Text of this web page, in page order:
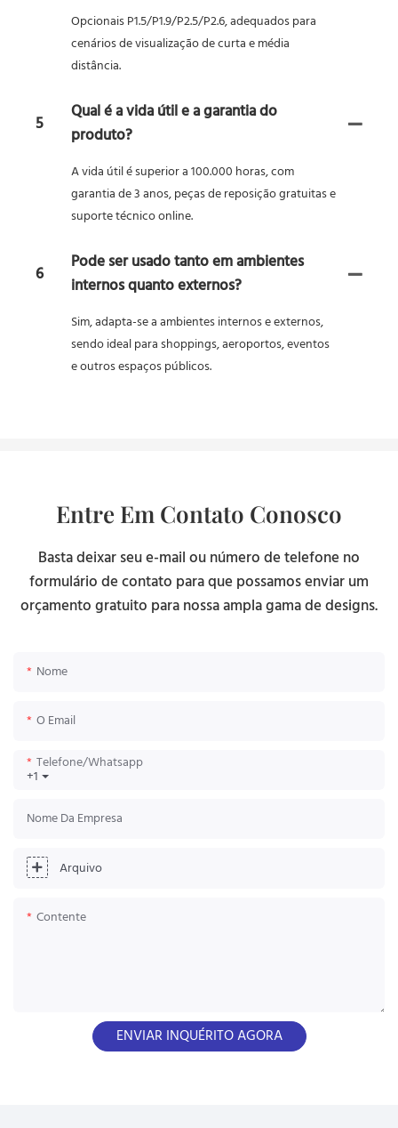
Opcionais P1.5/P1.9/P2.5/P2.6, adequados para
cenários de visualização de curta e média
distância.
5
Qual é a vida útil e a garantia do
produto?
A vida útil é superior a 100.000 horas, com
garantia de 3 anos, peças de reposição gratuitas e
suporte técnico online.
6
Pode ser usado tanto em ambientes
internos quanto externos?
Sim, adapta-se a ambientes internos e externos,
sendo ideal para shoppings, aeroportos, eventos
e outros espaços públicos.
Entre Em Contato Conosco
Basta deixar seu e-mail ou número de telefone no
formulário de contato para que possamos enviar um
orçamento gratuito para nossa ampla gama de designs.
Nome
O Email
+1
Telefone/whatsapp
Nome Da Empresa
Arquivo
Contente
ENVIAR INQUÉRITO AGORA